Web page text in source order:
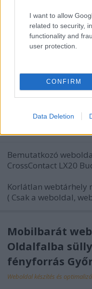
I want to allow
related to security,
functionality and
user protection.
CONFIRM
Data Deletion
Bemutatkozó
Continental
Budapest
Bemutatkozó
CrossContact LX20
Korlátlan webtárhely
( Csak a weboldal,
Mobilbarát
Oldalfalba
fényforrás
Weboldal készítés és